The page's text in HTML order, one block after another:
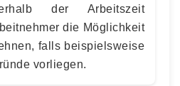
der Arbeitszeit
die Möglichkeit
falls beispielsweise
vorliegen.